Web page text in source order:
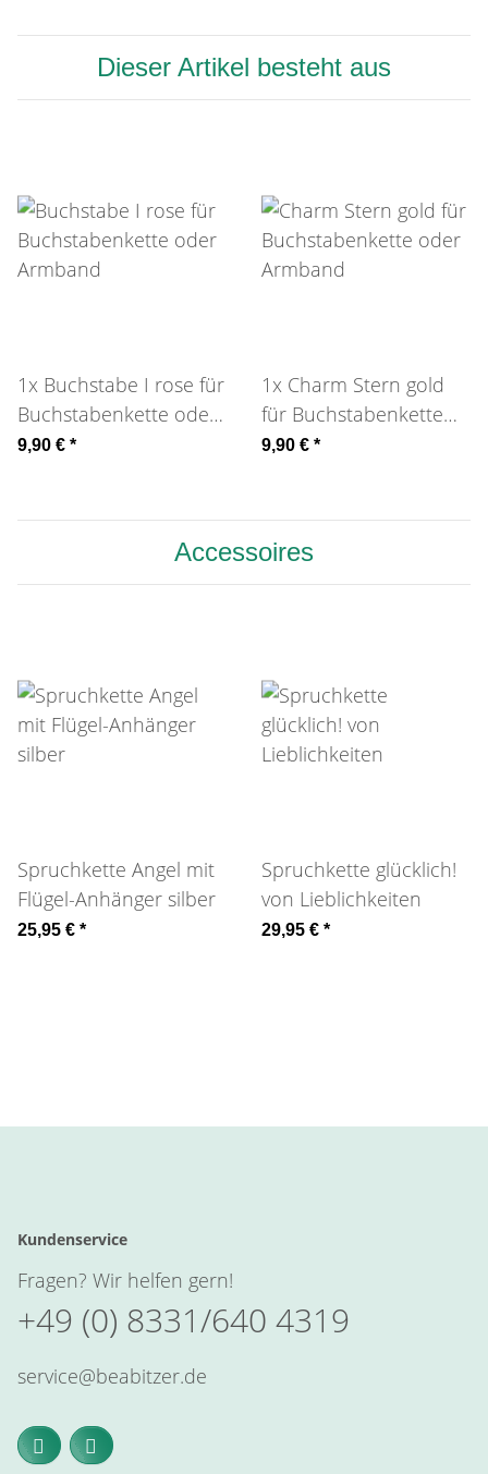
Dieser Artikel besteht aus
1x Buchstabe I rose für
Buchstabenkette oder
Armband
9,90 € *
1x Charm Stern gold
für Buchstabenkette
oder Armband
9,90 € *
Accessoires
Spruchkette Angel mit
Flügel-Anhänger silber
25,95 € *
Spruchkette glücklich!
von Lieblichkeiten
29,95 € *
Kundenservice
Fragen? Wir helfen gern!
+49 (0) 8331/640 4319
service@beabitzer.de